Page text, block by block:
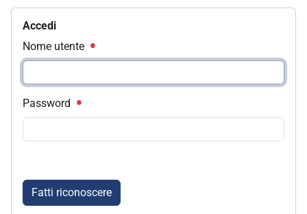
Accedi
Nome utente
Password
Fatti riconoscere